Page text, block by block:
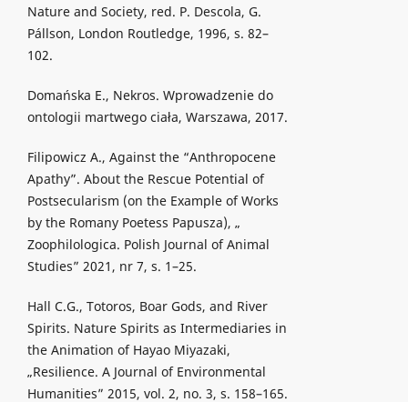
Nature and Society, red. P. Descola, G.
Pállson, London Routledge, 1996, s. 82–
102.
Domańska E., Nekros. Wprowadzenie do
ontologii martwego ciała, Warszawa, 2017.
Filipowicz A., Against the “Anthropocene
Apathy”. About the Rescue Potential of
Postsecularism (on the Example of Works
by the Romany Poetess Papusza), „
Zoophilologica. Polish Journal of Animal
Studies” 2021, nr 7, s. 1–25.
Hall C.G., Totoros, Boar Gods, and River
Spirits. Nature Spirits as Intermediaries in
the Animation of Hayao Miyazaki,
„Resilience. A Journal of Environmental
Humanities” 2015, vol. 2, no. 3, s. 158–165.